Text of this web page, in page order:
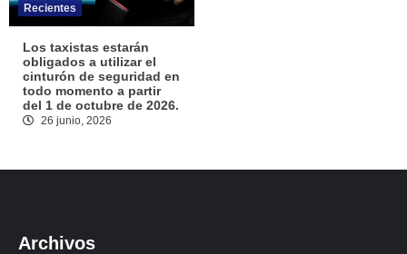
Recientes
Los taxistas estarán
obligados a utilizar el
cinturón de seguridad en
todo momento a partir
del 1 de octubre de 2026.
26 junio, 2026
Archivos